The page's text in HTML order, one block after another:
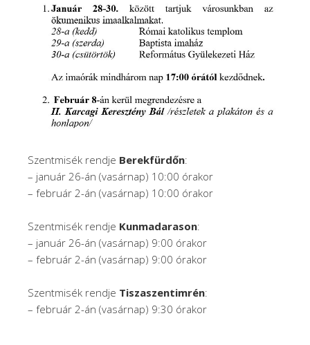
Szentmisék rendje Berekfürdőn:
– január 26-án (vasárnap) 10:00 órakor
– február 2-án (vasárnap) 10:00 órakor
Szentmisék rendje Kunmadarason:
– január 26-án (vasárnap) 9:00 órakor
– február 2-án (vasárnap) 9:00 órakor
Szentmisék rendje Tiszaszentimrén:
– február 2-án (vasárnap) 9:30 órakor